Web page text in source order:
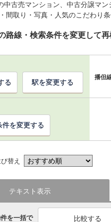
中古売マンション、中古分譲マ
間取り・写真・人気のこだわり
路線・検索条件を変更して
播但
る 駅を変更する
件を変更する
替え
テキスト表示
を一括で